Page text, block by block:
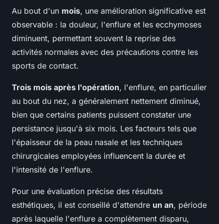
Au bout d'un mois, une amélioration significative est
observable : la douleur, l'enflure et les ecchymoses
diminuent, permettant souvent la reprise des
activités normales avec des précautions contre les
sports de contact.
Trois mois après l'opération, l'enflure, en particulier
au bout du nez, a généralement nettement diminué,
bien que certains patients puissent constater une
persistance jusqu'à six mois. Les facteurs tels que
l'épaisseur de la peau nasale et les techniques
chirurgicales employées influencent la durée et
l'intensité de l'enflure.
Pour une évaluation précise des résultats
esthétiques, il est conseillé d'attendre un an, période
après laquelle l'enflure a complètement disparu,